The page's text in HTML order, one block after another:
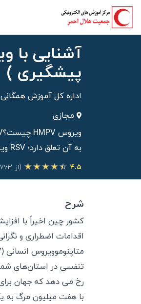
پیشگیری )
اداره کل آموزش
مجازی
به آن تعلق دارد؛ RSV ویروسی فصلی است که باعث سرماخوردگی و عفونت‌های ریوی می‌شود.
۴.۵ (از ۱۵٬۷۶۳ رای)
شرح
کشور چین اخیراً با
اقدامات اضطراری و
تنفسی در استان‌های
رخ می دهد که جهان
با هفت میلیون مرگ به